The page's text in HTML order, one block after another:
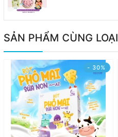
SẢN PHẨM CÙNG LOẠI
- 30%